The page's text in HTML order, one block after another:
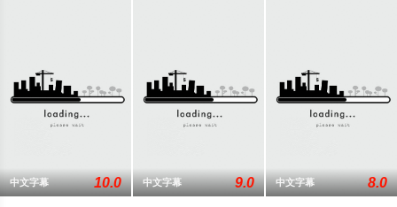
中文字幕 10.0 中文字幕 9.0 中文字幕 8.0